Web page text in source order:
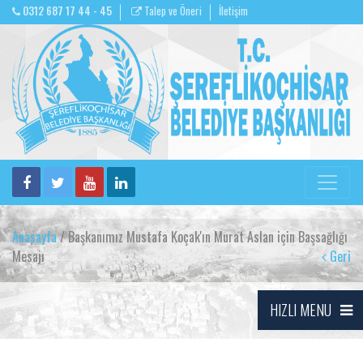
0312 687 17 44 - 45 Talep ve Öneri İletişim
Anasayfa/ Başkanımız Mustafa Koçak'ın Murat Aslan için Başsağlığı
Mesajı
Geri
HIZLI MENU